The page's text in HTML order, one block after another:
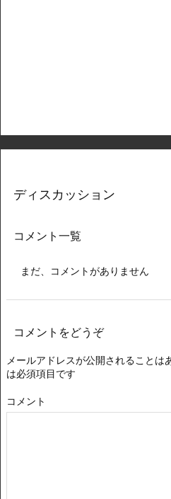
ディスカッション
コメント一覧
まだ、コメントがありません
コメントをどうぞ
メールアドレスが公開されることは
は必須項目です
コメント